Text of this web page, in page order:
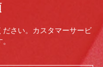
ださい。カスタマーサービ